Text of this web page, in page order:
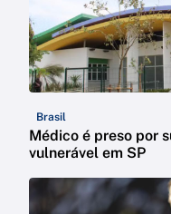
Brasil
Médico é preso por
vulnerável em SP